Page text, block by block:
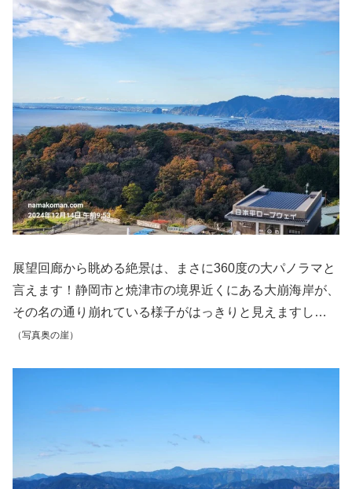
展望回廊から眺める絶景は、まさに360度の大パノラマと
言えます！静岡市と焼津市の境界近くにある大崩海岸が、
その名の通り崩れている様子がはっきりと見えますし…
（写真奥の崖）